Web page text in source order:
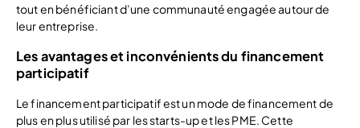
tout en bénéficiant d’une communauté engagée autour de
leur entreprise.
Les avantages et inconvénients du financement
participatif
Le financement participatif est un mode de financement de
plus en plus utilisé par les starts-up et les PME. Cette